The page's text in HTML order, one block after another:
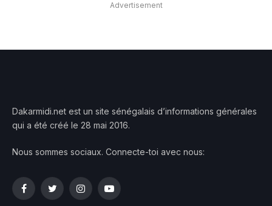
Advertisement
Dakarmidi.net est un site sénégalais d’informations générales
qui a été créé le 28 mai 2016.
Nous sommes sociaux. Connecte-toi avec nous:
FacebookTwitterInstagramYouTube